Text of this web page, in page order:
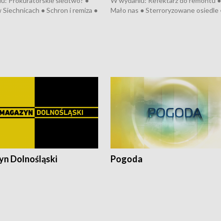
Siechnicach ● Schron i remiza ●
Mało nas ● Sterroryzowane osiedle
Dolnośląski Pogoda